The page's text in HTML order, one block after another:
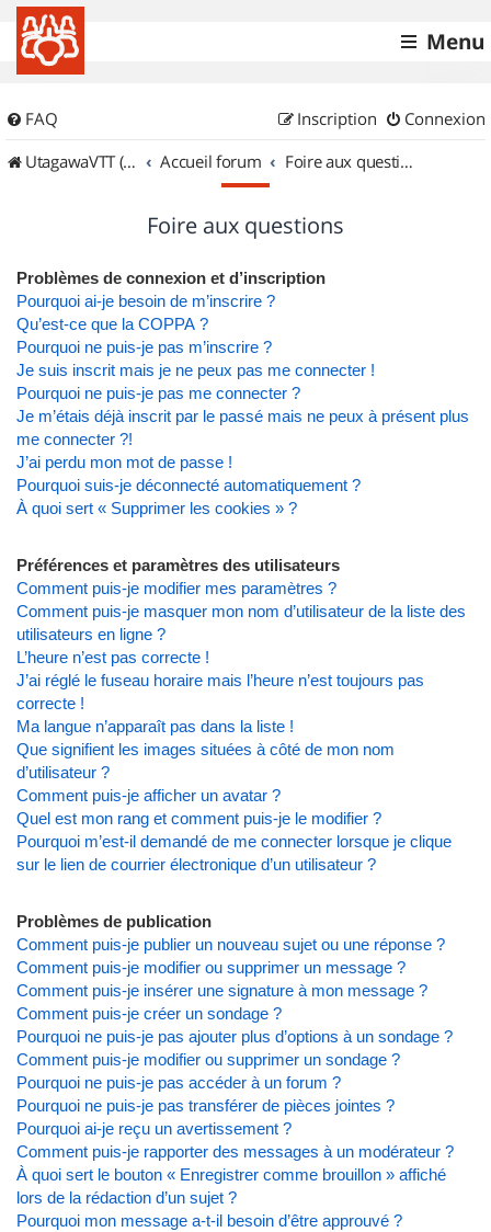
Menu
FAQ Connexion
Inscription
UtagawaVTT (Randos VTT et VTTAE avec traces GPS)
Accueil forum Foire aux questions
Foire aux questions
Problèmes de connexion et d’inscription
Pourquoi ai-je besoin de m’inscrire ?
Qu’est-ce que la COPPA ?
Pourquoi ne puis-je pas m’inscrire ?
Je suis inscrit mais je ne peux pas me connecter !
Pourquoi ne puis-je pas me connecter ?
Je m’étais déjà inscrit par le passé mais ne peux à présent plus
me connecter ?!
J’ai perdu mon mot de passe !
Pourquoi suis-je déconnecté automatiquement ?
À quoi sert « Supprimer les cookies » ?
Préférences et paramètres des utilisateurs
Comment puis-je modifier mes paramètres ?
Comment puis-je masquer mon nom d’utilisateur de la liste des
utilisateurs en ligne ?
L’heure n’est pas correcte !
J’ai réglé le fuseau horaire mais l’heure n’est toujours pas
correcte !
Ma langue n’apparaît pas dans la liste !
Que signifient les images situées à côté de mon nom
d’utilisateur ?
Comment puis-je afficher un avatar ?
Quel est mon rang et comment puis-je le modifier ?
Pourquoi m’est-il demandé de me connecter lorsque je clique
sur le lien de courrier électronique d’un utilisateur ?
Problèmes de publication
Comment puis-je publier un nouveau sujet ou une réponse ?
Comment puis-je modifier ou supprimer un message ?
Comment puis-je insérer une signature à mon message ?
Comment puis-je créer un sondage ?
Pourquoi ne puis-je pas ajouter plus d’options à un sondage ?
Comment puis-je modifier ou supprimer un sondage ?
Pourquoi ne puis-je pas accéder à un forum ?
Pourquoi ne puis-je pas transférer de pièces jointes ?
Pourquoi ai-je reçu un avertissement ?
Comment puis-je rapporter des messages à un modérateur ?
À quoi sert le bouton « Enregistrer comme brouillon » affiché
lors de la rédaction d’un sujet ?
Pourquoi mon message a-t-il besoin d’être approuvé ?